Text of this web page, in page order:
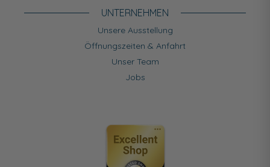
UNTERNEHMEN
Unsere Ausstellung
Öffnungszeiten & Anfahrt
Unser Team
Jobs